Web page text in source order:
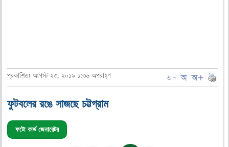
প্রকাশিতঃ আগস্ট ২৩, ২০১৯ ১:৩৬ অপরাহ্ণ
ফুটবলের রঙে সাজছে চট্টগ্রাম
ফটো কার্ড জেনারেটর